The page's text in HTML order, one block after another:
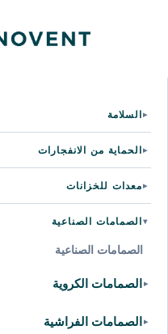
▸السلامة
▸الحماية من الانفجارات
▸معدات للخزانات
▸ الصمامات الصناعية
الصمامات الصناعية
▸ الصمامات الكروية
▸الصمامات الفراشية